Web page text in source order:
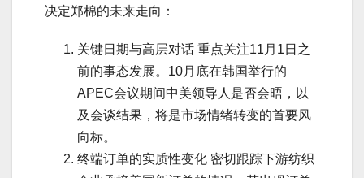
决定郑棉的未来走向：
关键日期与高层对话 重点关注11月1日之
前的事态发展。10月底在韩国举行的
APEC会议期间中美领导人是否会晤，以
及会谈结果，将是市场情绪转变的首要风
向标。
终端订单的实质性变化 密切跟踪下游纺织